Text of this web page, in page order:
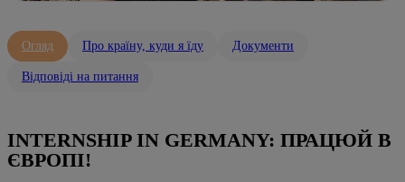
Огляд Про країну, куди я їду Документи
Відповіді на питання
INTERNSHIP IN GERMANY: ПРАЦЮЙ В
ЄВРОПІ!